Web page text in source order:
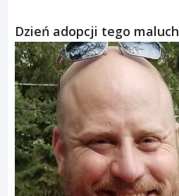
Dzień adopcji tego